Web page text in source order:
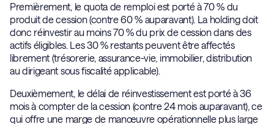
Premièrement, le quota de remploi est porté à 70 % du
produit de cession (contre 60 % auparavant). La holding doit
donc réinvestir au moins 70 % du prix de cession dans des
actifs éligibles. Les 30 % restants peuvent être affectés
librement (trésorerie, assurance-vie, immobilier, distribution
au dirigeant sous fiscalité applicable).
Deuxièmement, le délai de réinvestissement est porté à 36
mois à compter de la cession (contre 24 mois auparavant), ce
qui offre une marge de manœuvre opérationnelle plus large